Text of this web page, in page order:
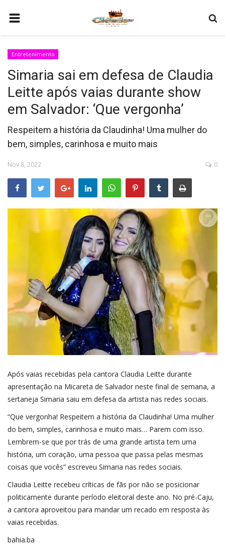
COMO SER PARCEIRO
PROGRAMAÇÃO
QUEM SOMOS
Entretenimento
Simaria sai em defesa de Claudia
Leitte após vaias durante show
em Salvador: ‘Que vergonha’
Respeitem a história da Claudinha! Uma mulher do
bem, simples, carinhosa e muito mais
Nov 8, 2022 0
Após vaias recebidas pela cantora Claudia Leitte durante
apresentação na Micareta de Salvador neste final de semana, a
sertaneja Simaria saiu em defesa da artista nas redes sociais.
“Que vergonha! Respeitem a história da Claudinha! Uma mulher
do bem, simples, carinhosa e muito mais… Parem com isso.
Lembrem-se que por trás de uma grande artista tem uma
história, um coração, uma pessoa que passa pelas mesmas
coisas que vocês” escreveu Simaria nas redes sociais.
Claudia Leitte recebeu críticas de fãs por não se posicionar
politicamente durante período eleitoral deste ano. No pré-Caju,
a cantora aproveitou para mandar um recado em resposta às
vaias recebidas.
bahia.ba